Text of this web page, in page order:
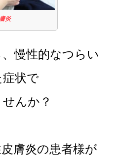
炎
慢性的なつらい
状で
んか？
膚炎の患者様が